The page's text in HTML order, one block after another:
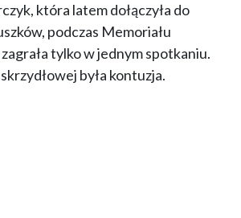
która latem dołączyła do
podczas Memoriału
tylko w jednym spotkaniu.
była kontuzja.